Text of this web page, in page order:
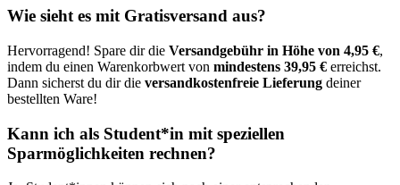
Wie sieht es mit Gratisversand aus?
Hervorragend! Spare dir die Versandgebühr in Höhe von 4,95 €,
indem du einen Warenkorbwert von mindestens 39,95 € erreichst.
Dann sicherst du dir die versandkostenfreie Lieferung deiner
bestellten Ware!
Kann ich als Student*in mit speziellen
Sparmöglichkeiten rechnen?